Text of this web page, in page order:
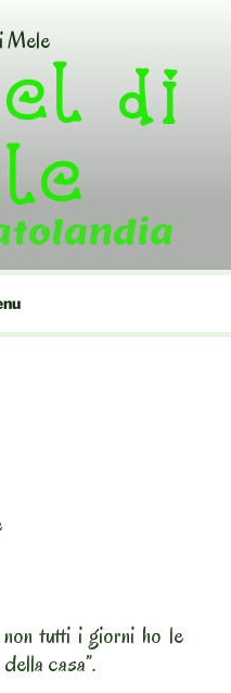
di
tutti i giorni ho le
casa”.